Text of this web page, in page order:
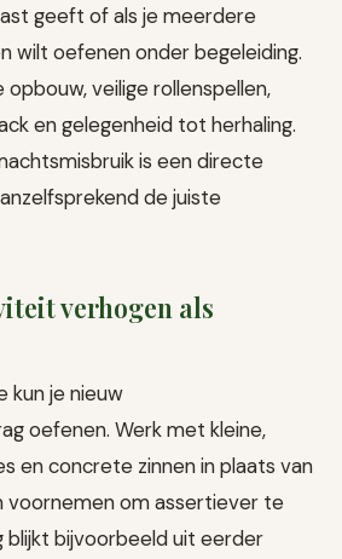
geeft of als je meerdere
wilt oefenen onder begeleiding.
veilige rollenspellen,
en gelegenheid tot herhaling.
is een directe
de juiste
verhogen als
kun je nieuw
oefenen. Werk met kleine,
en concrete zinnen in plaats van
voornemen om assertiever te
blijkt bijvoorbeeld uit eerder